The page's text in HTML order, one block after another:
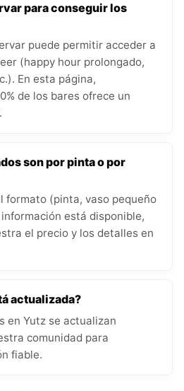
para conseguir los
puede permitir acceder a
(happy hour prolongado,
En esta página,
de los bares ofrece un
son por pinta o por
formato (pinta, vaso pequeño
está disponible,
el precio y los detalles en
actualizada?
en Yutz se actualizan
comunidad para
fiable.